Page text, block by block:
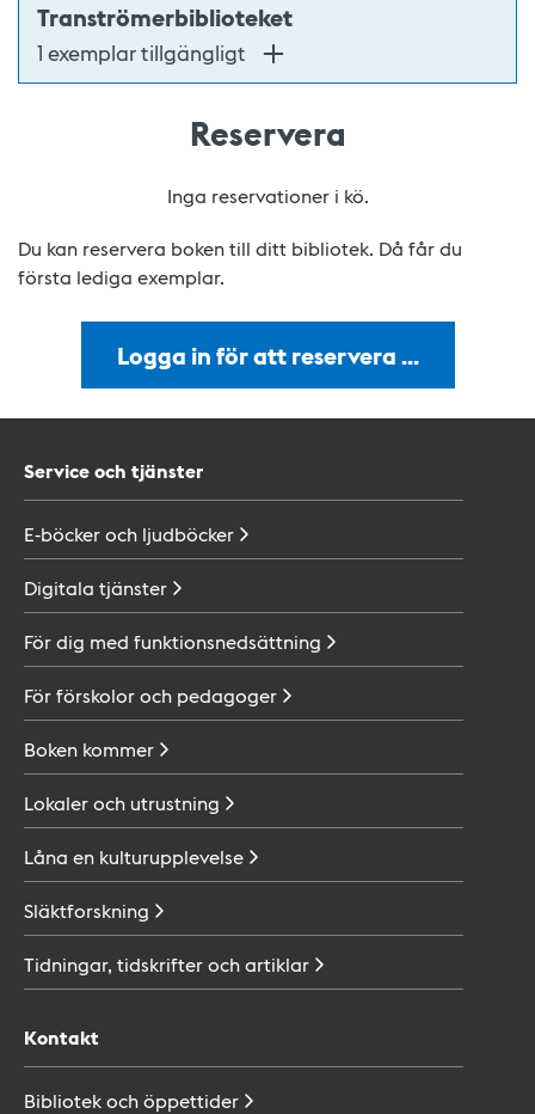
Tranströmerbiblioteket
1 exemplar tillgängligt
Reservera
Inga reservationer i kö.
Du kan reservera boken till ditt bibliotek. Då får du
första lediga exemplar.
Logga in för att reservera …
Service och tjänster
E-böcker och ljudböcker
Digitala tjänster
För dig med funktionsnedsättning
För förskolor och pedagoger
Boken kommer
Lokaler och utrustning
Låna en kulturupplevelse
Släktforskning
Tidningar, tidskrifter ochartiklar
Kontakt
Bibliotek ochöppettider